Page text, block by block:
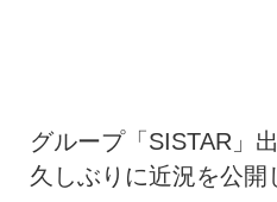
グループ「SISTAR」
久しぶりに近況を公開